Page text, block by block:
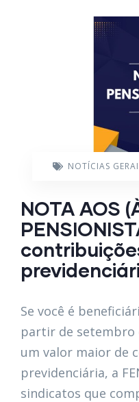
NOTÍCIAS
NOTA AOS
Se você é
partir de setembro
um valor maior de
previdenciária, a
sindicatos que